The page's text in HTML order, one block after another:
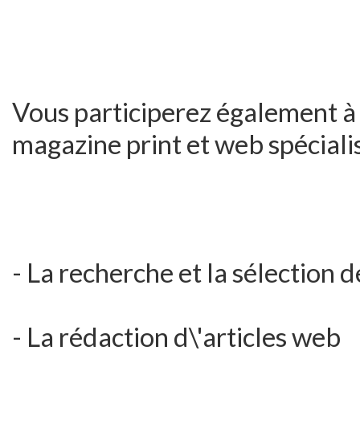
Vous participerez également
magazine print et web
- La recherche et la sélection
- La rédaction d\'articles web